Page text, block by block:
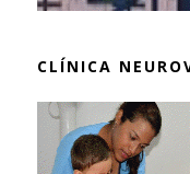
CLÍNICA